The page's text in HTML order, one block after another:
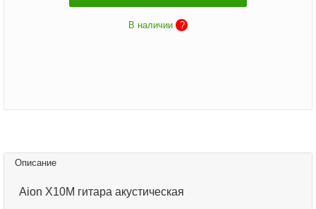
В наличии ?
Описание
Aion X10M гитара акустическая